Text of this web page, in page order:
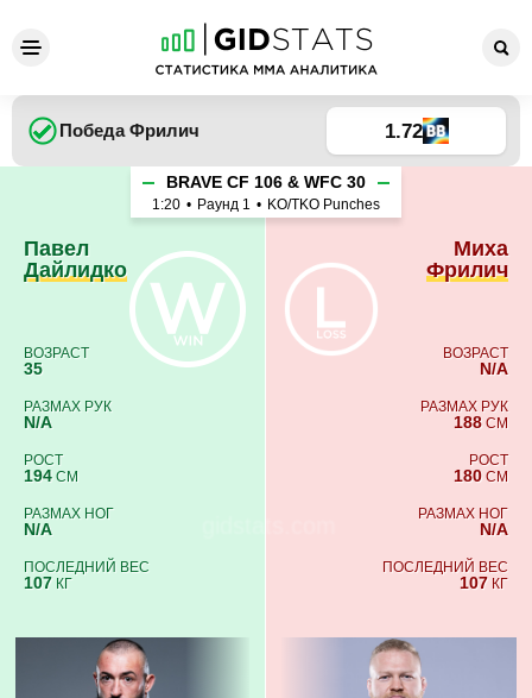
Павел Дайлидко - Миха
ПобедаФрилич 1.72
Павел
Дайлидко
ВОЗРАСТ
35
РАЗМАХ РУК
N/A
РОСТ
194 СМ
РАЗМАХ НОГ
N/A
ПОСЛЕДНИЙ ВЕС
107 КГ
BRAVE CF 106 & WFC 30
1:20 • Раунд 1 • KO/TKO Punches
Миха
Фрилич
ВОЗРАСТ
N/A
РАЗМАХ РУК
188 СМ
РОСТ
180 СМ
РАЗМАХ НОГ
N/A
ПОСЛЕДНИЙ ВЕС
107 КГ